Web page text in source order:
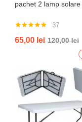
4.76din 5
37
65,00 lei 120,00lei